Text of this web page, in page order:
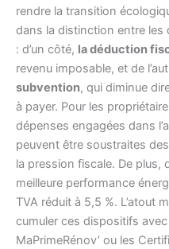
rendre la transition
dans la distinction entre les
: d’un côté, la déduction
revenu imposable, et de
subvention, qui diminue
à payer. Pour les
dépenses engagées dans
peuvent être soustraites
la pression fiscale. De plus,
meilleure performance
TVA réduit à 5,5 %. L’atout
cumuler ces dispositifs
MaPrimeRénov’ ou les